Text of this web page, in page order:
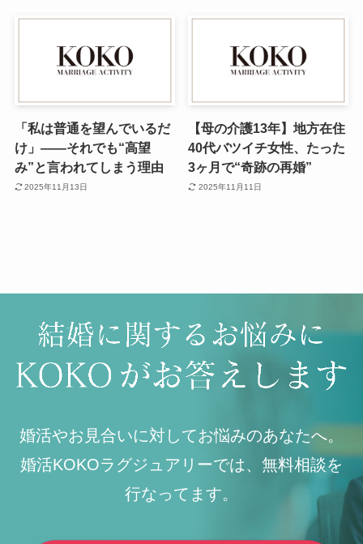
「私は普通を望んでいるだ
け」——それでも“高望
み”と言われてしまう理由
2025年11月13日
【母の介護13年】地方在住
40代バツイチ女性、たった
3ヶ月で“奇跡の再婚”
2025年11月11日
婚活やお見合いに対してお悩みのあなたへ。
婚活KOKOラグジュアリーでは、無料相談を
行なってます。